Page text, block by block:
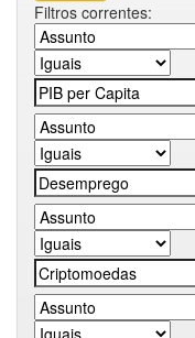
Filtros correntes: